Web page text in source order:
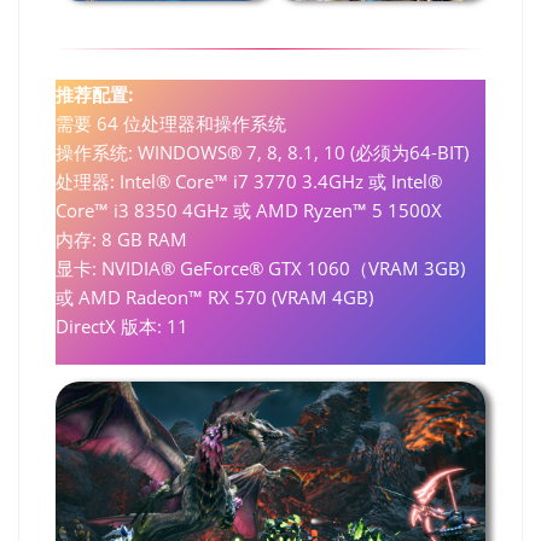
推荐配置:
需要 64 位处理器和操作系统
操作系统: WINDOWS® 7, 8, 8.1, 10 (必须为64-BIT)
处理器: Intel® Core™ i7 3770 3.4GHz 或 Intel®
Core™ i3 8350 4GHz 或 AMD Ryzen™ 5 1500X
内存: 8 GB RAM
显卡: NVIDIA® GeForce® GTX 1060（VRAM 3GB)
或 AMD Radeon™ RX 570 (VRAM 4GB)
DirectX 版本: 11